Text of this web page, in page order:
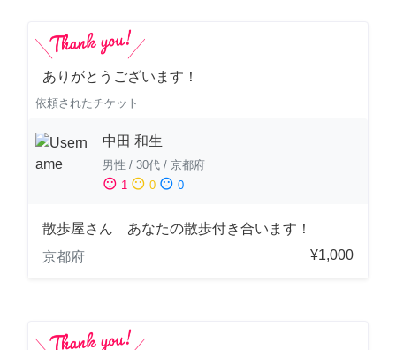
ありがとうございます！
依頼されたチケット
中田 和生
男性 / 30代 / 京都府
sentiment_satisfied 1 sentiment_neutral 0 sentiment_dissatisfied 0
散歩屋さん あなたの散歩付き合います！
京都府
¥1,000